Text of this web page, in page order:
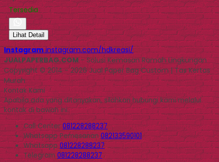
Tersedia
Lihat Detail
Instagram instagram.com/hdkreasi/
JUALPAPERBAG.COM- Solusi Kemasan Ramah Lingkungan
Copyright © 2014 - 2026 Jual Paper Bag Custom | Tas Kertas
Murah
Kontak Kami
Apabila ada yang ditanyakan, silahkan hubungi kami melalui
kontak di bawah ini.
Call Center081228288237
WhatsappPemesanan 082133590101
Whatsapp081228288237
Telegram081228288237